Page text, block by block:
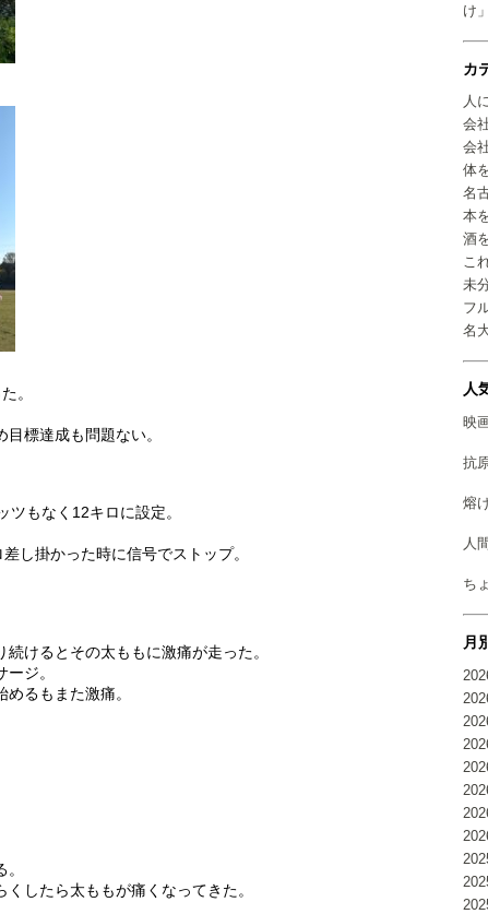
け」
カ
人
会
会
体
名
本
酒
こ
未
フ
名
人
映
抗
熔
人
ち
月
。
標達成も問題ない。
もなく12キロに設定。
し掛かった時に信号でストップ。
けるとその太ももに激痛が走った。
ジ。
るもまた激痛。
したら太ももが痛くなってきた。